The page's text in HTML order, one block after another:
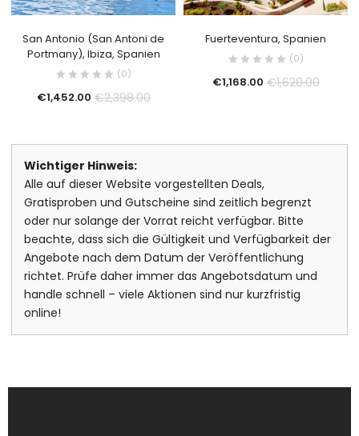
San Antonio (San Antoni de
Portmany), Ibiza, Spanien
(0)
€1,452.00 €2,398.00
Fuerteventura, Spanien
(0)
€1,168.00 €1,620.00
Wichtiger Hinweis:
Alle auf dieser Website vorgestellten Deals,
Gratisproben und Gutscheine sind zeitlich begrenzt
oder nur solange der Vorrat reicht verfügbar. Bitte
beachte, dass sich die Gültigkeit und Verfügbarkeit der
Angebote nach dem Datum der Veröffentlichung
richtet. Prüfe daher immer das Angebotsdatum und
handle schnell – viele Aktionen sind nur kurzfristig
online!